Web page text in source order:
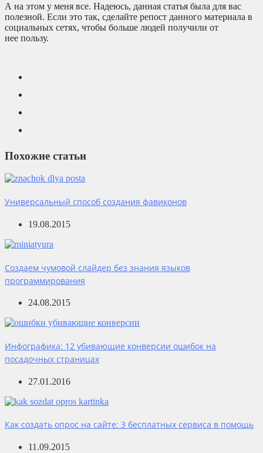
А на этом у меня все. Надеюсь, данная статья была для вас
полезной. Если это так, сделайте репост данного материала в
социальных сетях, чтобы больше людей получили от
нее пользу.
Похожие статьи
Универсальный способ создания фавиконов
19.08.2015
Создаем чумовой слайдер без знания языков
программирования
24.08.2015
Инфографика: 12 убивающие конверсии ошибок на
посадочных страницах
27.01.2016
Как создать опрос на сайте: 3 бесплатных сервиса в помощь
11.09.2015